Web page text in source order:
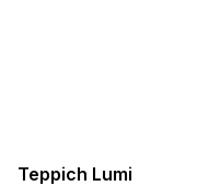
Teppich Lumi